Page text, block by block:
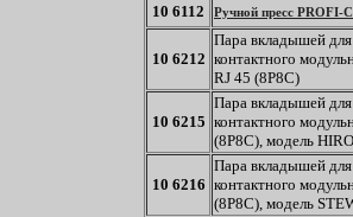
10 6112
Ручной пресс PROFI-
10 6212
Пара вкладышей
контактного
RJ 45 (8P8C)
10 6215
Пара вкладышей
контактного
(8P8C), модель
10 6216
Пара вкладышей
контактного
(8P8C), модель